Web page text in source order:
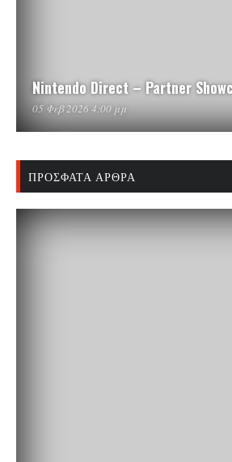
Nintendo Direct – Partner
05 Φεβ 2026 4:00 μμ
ΠΡΌΣΦΑΤΑ ΆΡΘΡΑ